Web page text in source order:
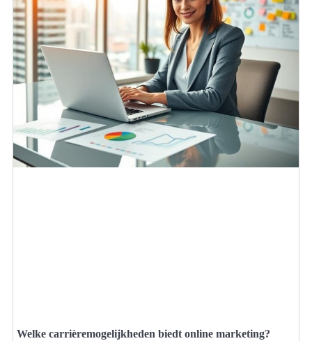
Welke carrièremogelijkheden biedt online marketing?